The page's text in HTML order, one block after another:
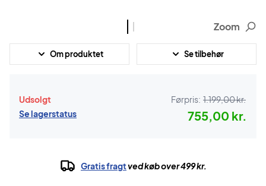
Zoom
Om produktet Se tilbehør
Udsolgt
Se lagerstatus
Førpris: 1.199,00 kr.
755,00 kr.
Gratis fragtved køb over 499 kr.